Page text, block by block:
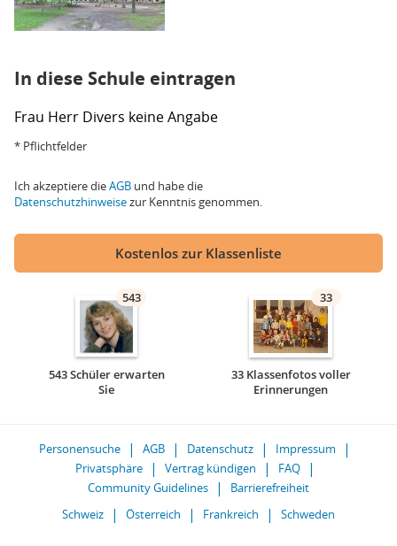
In diese Schule eintragen
Frau Herr Divers keine Angabe
* Pflichtfelder
Ich akzeptiere dieAGB und habe die
Datenschutzhinweisezur Kenntnis genommen.
Kostenlos zur Klassenliste
543
543 Schüler erwarten
Sie
33
33 Klassenfotos voller
Erinnerungen
Personensuche AGB Datenschutz
Impressum
Privatsphäre
Vertrag kündigen
FAQ
Community Guidelines
Barrierefreiheit
Schweiz
Österreich Frankreich Schweden